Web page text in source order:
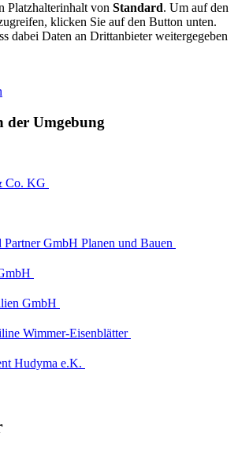
Platzhalterinhalt von Standard. Um auf den
klicken Sie auf den Button unten.
dabei Daten an Drittanbieter weitergegeben
der Umgebung
Co. KG
Partner GmbH Planen und Bauen
GmbH
Wimmer-Eisenblätter
Hudyma e.K.